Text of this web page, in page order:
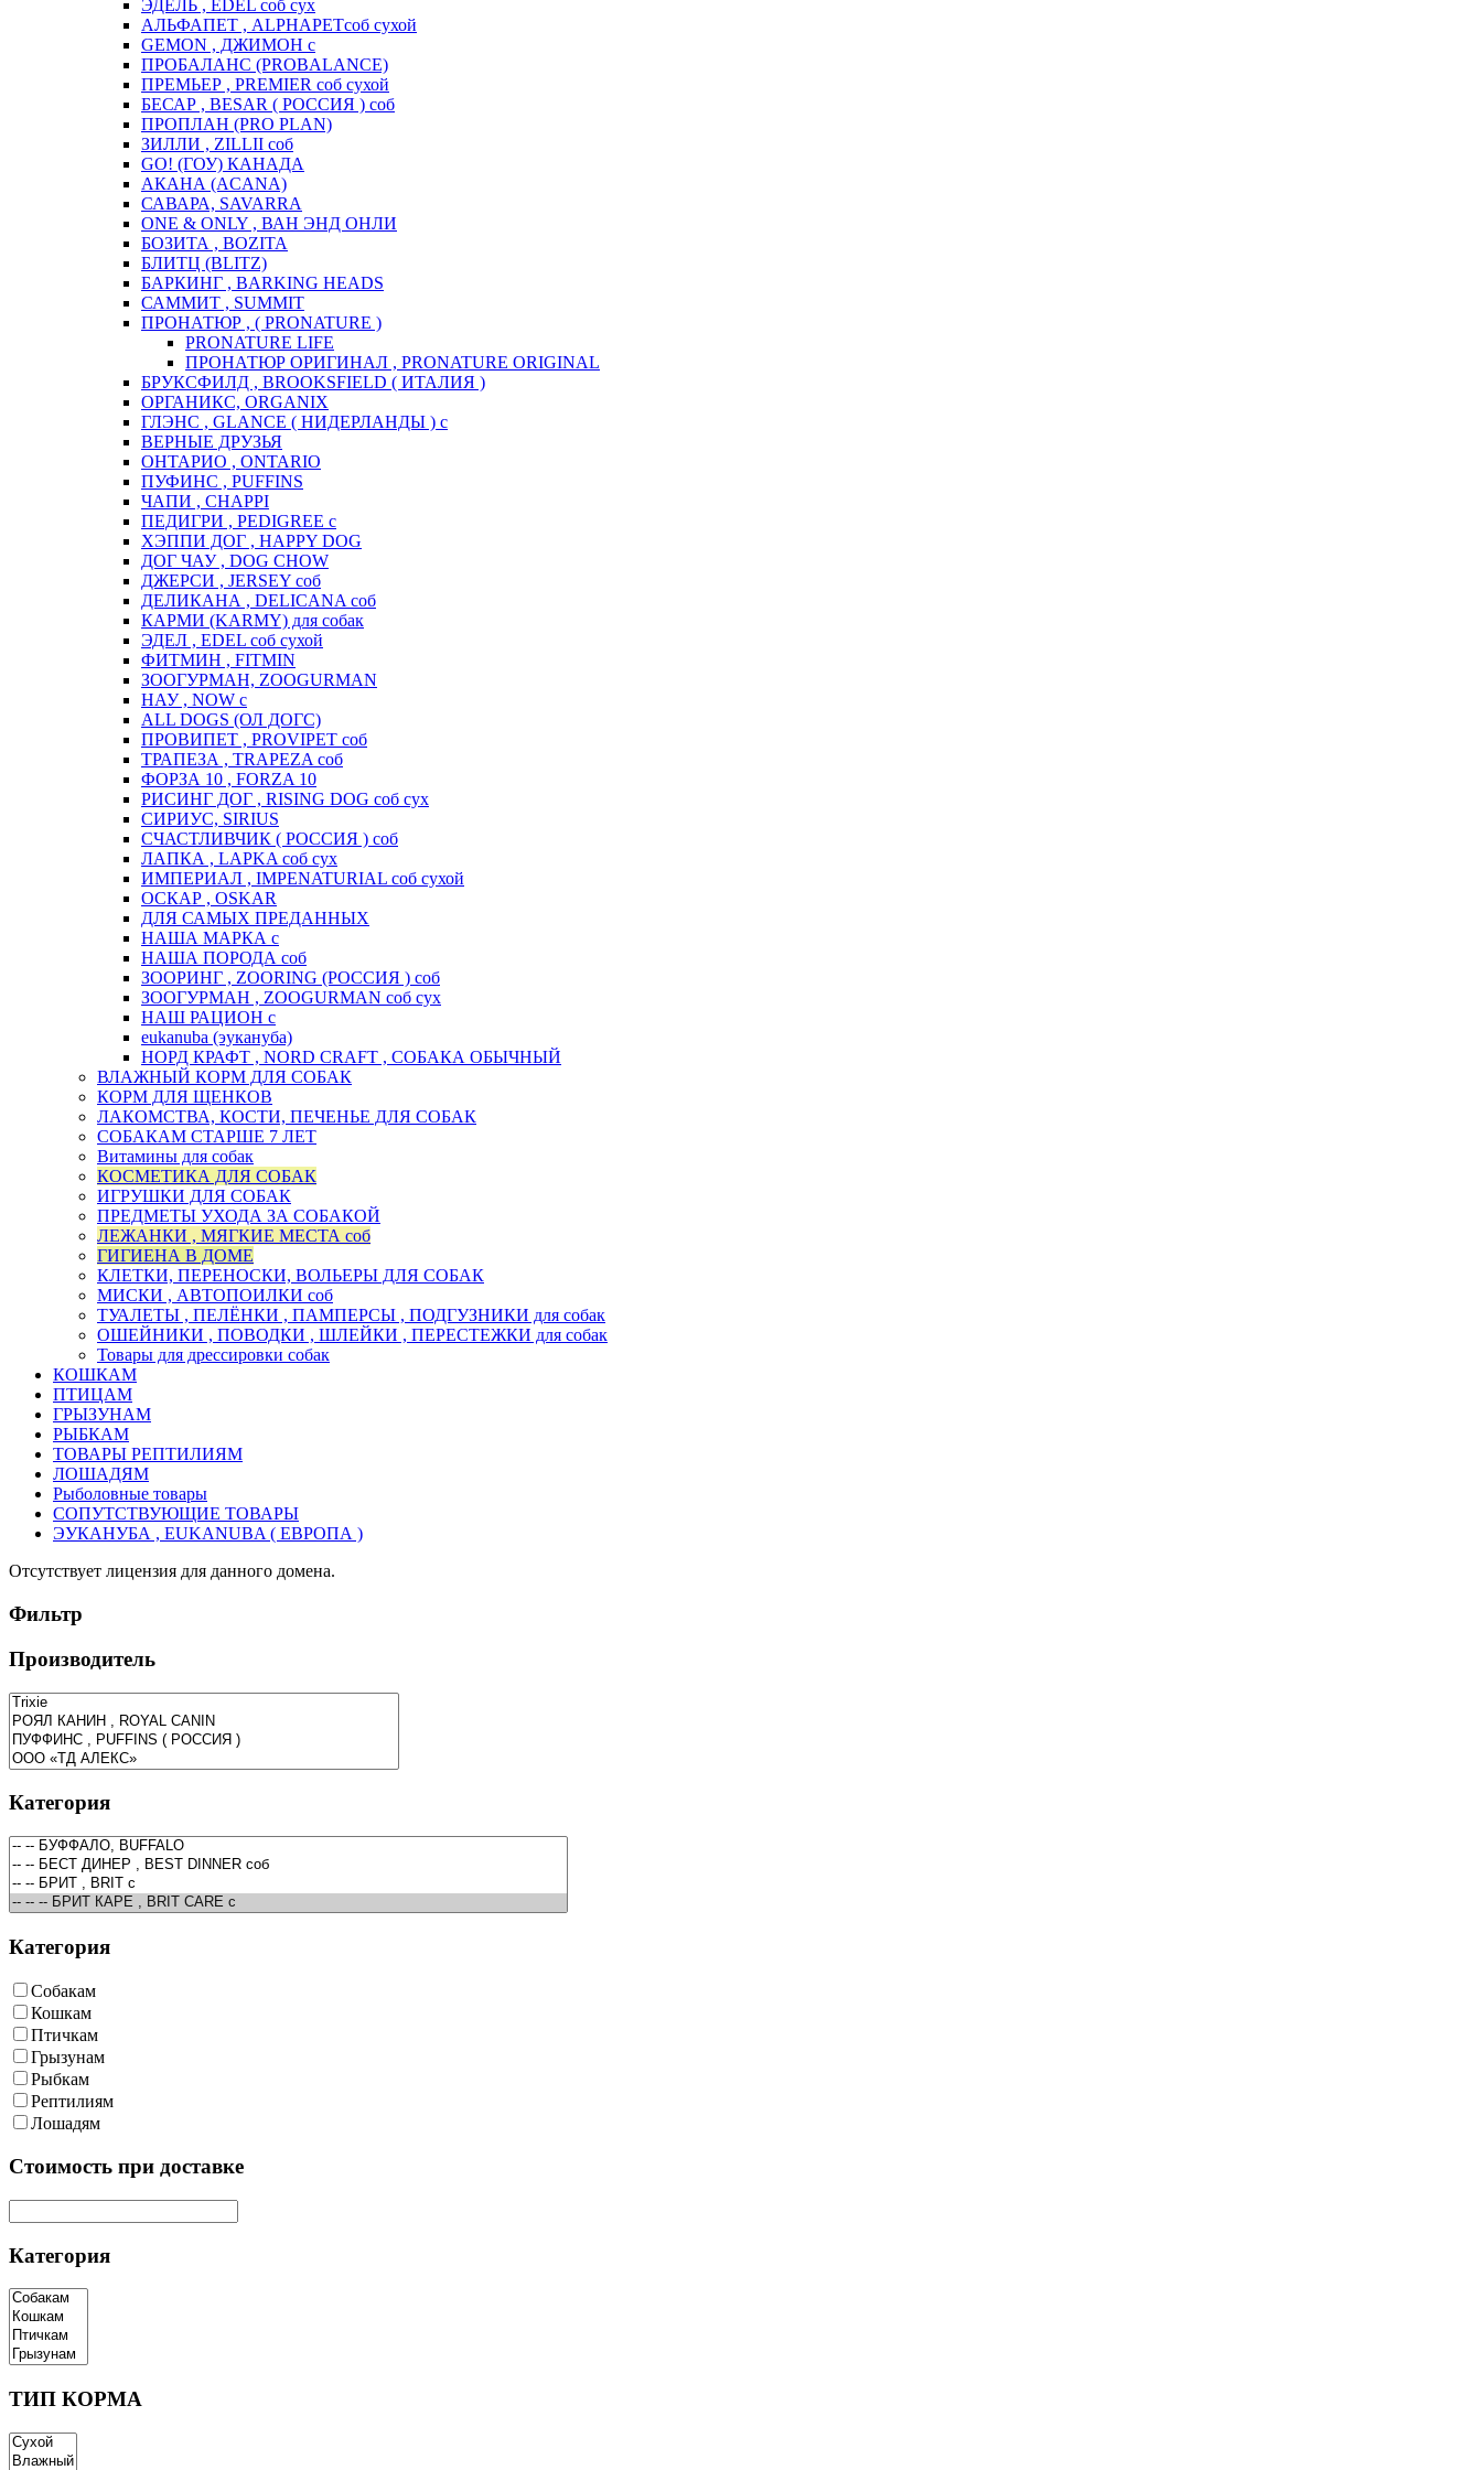
ЭДЕЛЬ , EDEL соб сух
АЛЬФАПЕТ , ALPHAPETсоб сухой
GEMON , ДЖИМОН с
ПРОБАЛАНС (PROBALANCE)
ПРЕМЬЕР , PREMIER соб сухой
БЕСАР , BESAR ( РОССИЯ ) соб
ПРОПЛАН (PRO PLAN)
ЗИЛЛИ , ZILLII соб
GO! (ГОУ) КАНАДА
АКАНА (ACANA)
САВАРА, SAVARRA
ONE & ONLY , ВАН ЭНД ОНЛИ
БОЗИТА , BOZITA
БЛИТЦ (BLITZ)
БАРКИНГ , BARKING HEADS
САММИТ , SUMMIT
ПРОНАТЮР , ( PRONATURE )
PRONATURE LIFE
ПРОНАТЮР ОРИГИНАЛ , PRONATURE ORIGINAL
БРУКСФИЛД , BROOKSFIELD ( ИТАЛИЯ )
ОРГАНИКС, ORGANIX
ГЛЭНС , GLANCE ( НИДЕРЛАНДЫ ) с
ВЕРНЫЕ ДРУЗЬЯ
ОНТАРИО , ONTARIO
ПУФИНС , PUFFINS
ЧАПИ , CHAPPI
ПЕДИГРИ , PEDIGREE с
ХЭППИ ДОГ , HAPPY DOG
ДОГ ЧАУ , DOG CHOW
ДЖЕРСИ , JERSEY соб
ДЕЛИКАНА , DELICANA соб
КАРМИ (KARMY) для собак
ЭДЕЛ , EDEL соб сухой
ФИТМИН , FITMIN
ЗООГУРМАН, ZOOGURMAN
НАУ , NOW с
ALL DOGS (ОЛ ДОГС)
ПРОВИПЕТ , PROVIPET соб
ТРАПЕЗА , TRAPEZA соб
ФОРЗА 10 , FORZA 10
РИСИНГ ДОГ , RISING DOG соб сух
СИРИУС, SIRIUS
СЧАСТЛИВЧИК ( РОССИЯ ) соб
ЛАПКА , LAPKA соб сух
ИМПЕРИАЛ , IMPENATURIAL соб сухой
ОСКАР , OSKAR
ДЛЯ САМЫХ ПРЕДАННЫХ
НАША МАРКА с
НАША ПОРОДА соб
ЗООРИНГ , ZOORING (РОССИЯ ) соб
ЗООГУРМАН , ZOOGURMAN соб сух
НАШ РАЦИОН с
eukanuba (эукануба)
НОРД КРАФТ , NORD CRAFT , СОБАКА ОБЫЧНЫЙ
ВЛАЖНЫЙ КОРМ ДЛЯ СОБАК
КОРМ ДЛЯ ЩЕНКОВ
ЛАКОМСТВА, КОСТИ, ПЕЧЕНЬЕ ДЛЯ СОБАК
СОБАКАМ СТАРШЕ 7 ЛЕТ
Витамины для собак
КОСМЕТИКА ДЛЯ СОБАК
ИГРУШКИ ДЛЯ СОБАК
ПРЕДМЕТЫ УХОДА ЗА СОБАКОЙ
ЛЕЖАНКИ , МЯГКИЕ МЕСТА соб
ГИГИЕНА В ДОМЕ
КЛЕТКИ, ПЕРЕНОСКИ, ВОЛЬЕРЫ ДЛЯ СОБАК
МИСКИ , АВТОПОИЛКИ соб
ТУАЛЕТЫ , ПЕЛЁНКИ , ПАМПЕРСЫ , ПОДГУЗНИКИ для собак
ОШЕЙНИКИ , ПОВОДКИ , ШЛЕЙКИ , ПЕРЕСТЕЖКИ для собак
Товары для дрессировки собак
КОШКАМ
ПТИЦАМ
ГРЫЗУНАМ
РЫБКАМ
ТОВАРЫ РЕПТИЛИЯМ
ЛОШАДЯМ
Рыболовные товары
СОПУТСТВУЮЩИЕ ТОВАРЫ
ЭУКАНУБА , EUKANUBA ( ЕВРОПА )
Отсутствует лицензия для данного домена.
Фильтр
Производитель
Категория
Категория
Собакам
Кошкам
Птичкам
Грызунам
Рыбкам
Рептилиям
Лошадям
Cтоимость при доставке
Категория
ТИП КОРМА